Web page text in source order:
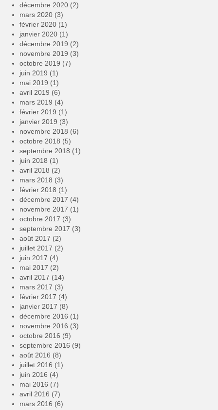
décembre 2020 (2)
mars 2020 (3)
février 2020 (1)
janvier 2020 (1)
décembre 2019 (2)
novembre 2019 (3)
octobre 2019 (7)
juin 2019 (1)
mai 2019 (1)
avril 2019 (6)
mars 2019 (4)
février 2019 (1)
janvier 2019 (3)
novembre 2018 (6)
octobre 2018 (5)
septembre 2018 (1)
juin 2018 (1)
avril 2018 (2)
mars 2018 (3)
février 2018 (1)
décembre 2017 (4)
novembre 2017 (1)
octobre 2017 (3)
septembre 2017 (3)
août 2017 (2)
juillet 2017 (2)
juin 2017 (4)
mai 2017 (2)
avril 2017 (14)
mars 2017 (3)
février 2017 (4)
janvier 2017 (8)
décembre 2016 (1)
novembre 2016 (3)
octobre 2016 (9)
septembre 2016 (9)
août 2016 (8)
juillet 2016 (1)
juin 2016 (4)
mai 2016 (7)
avril 2016 (7)
mars 2016 (6)